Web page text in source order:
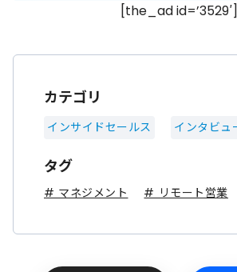
[the_ad id=’3529′]
カテゴリ
インサイドセールス インタビュ
タグ
# マネジメント # リモート営業